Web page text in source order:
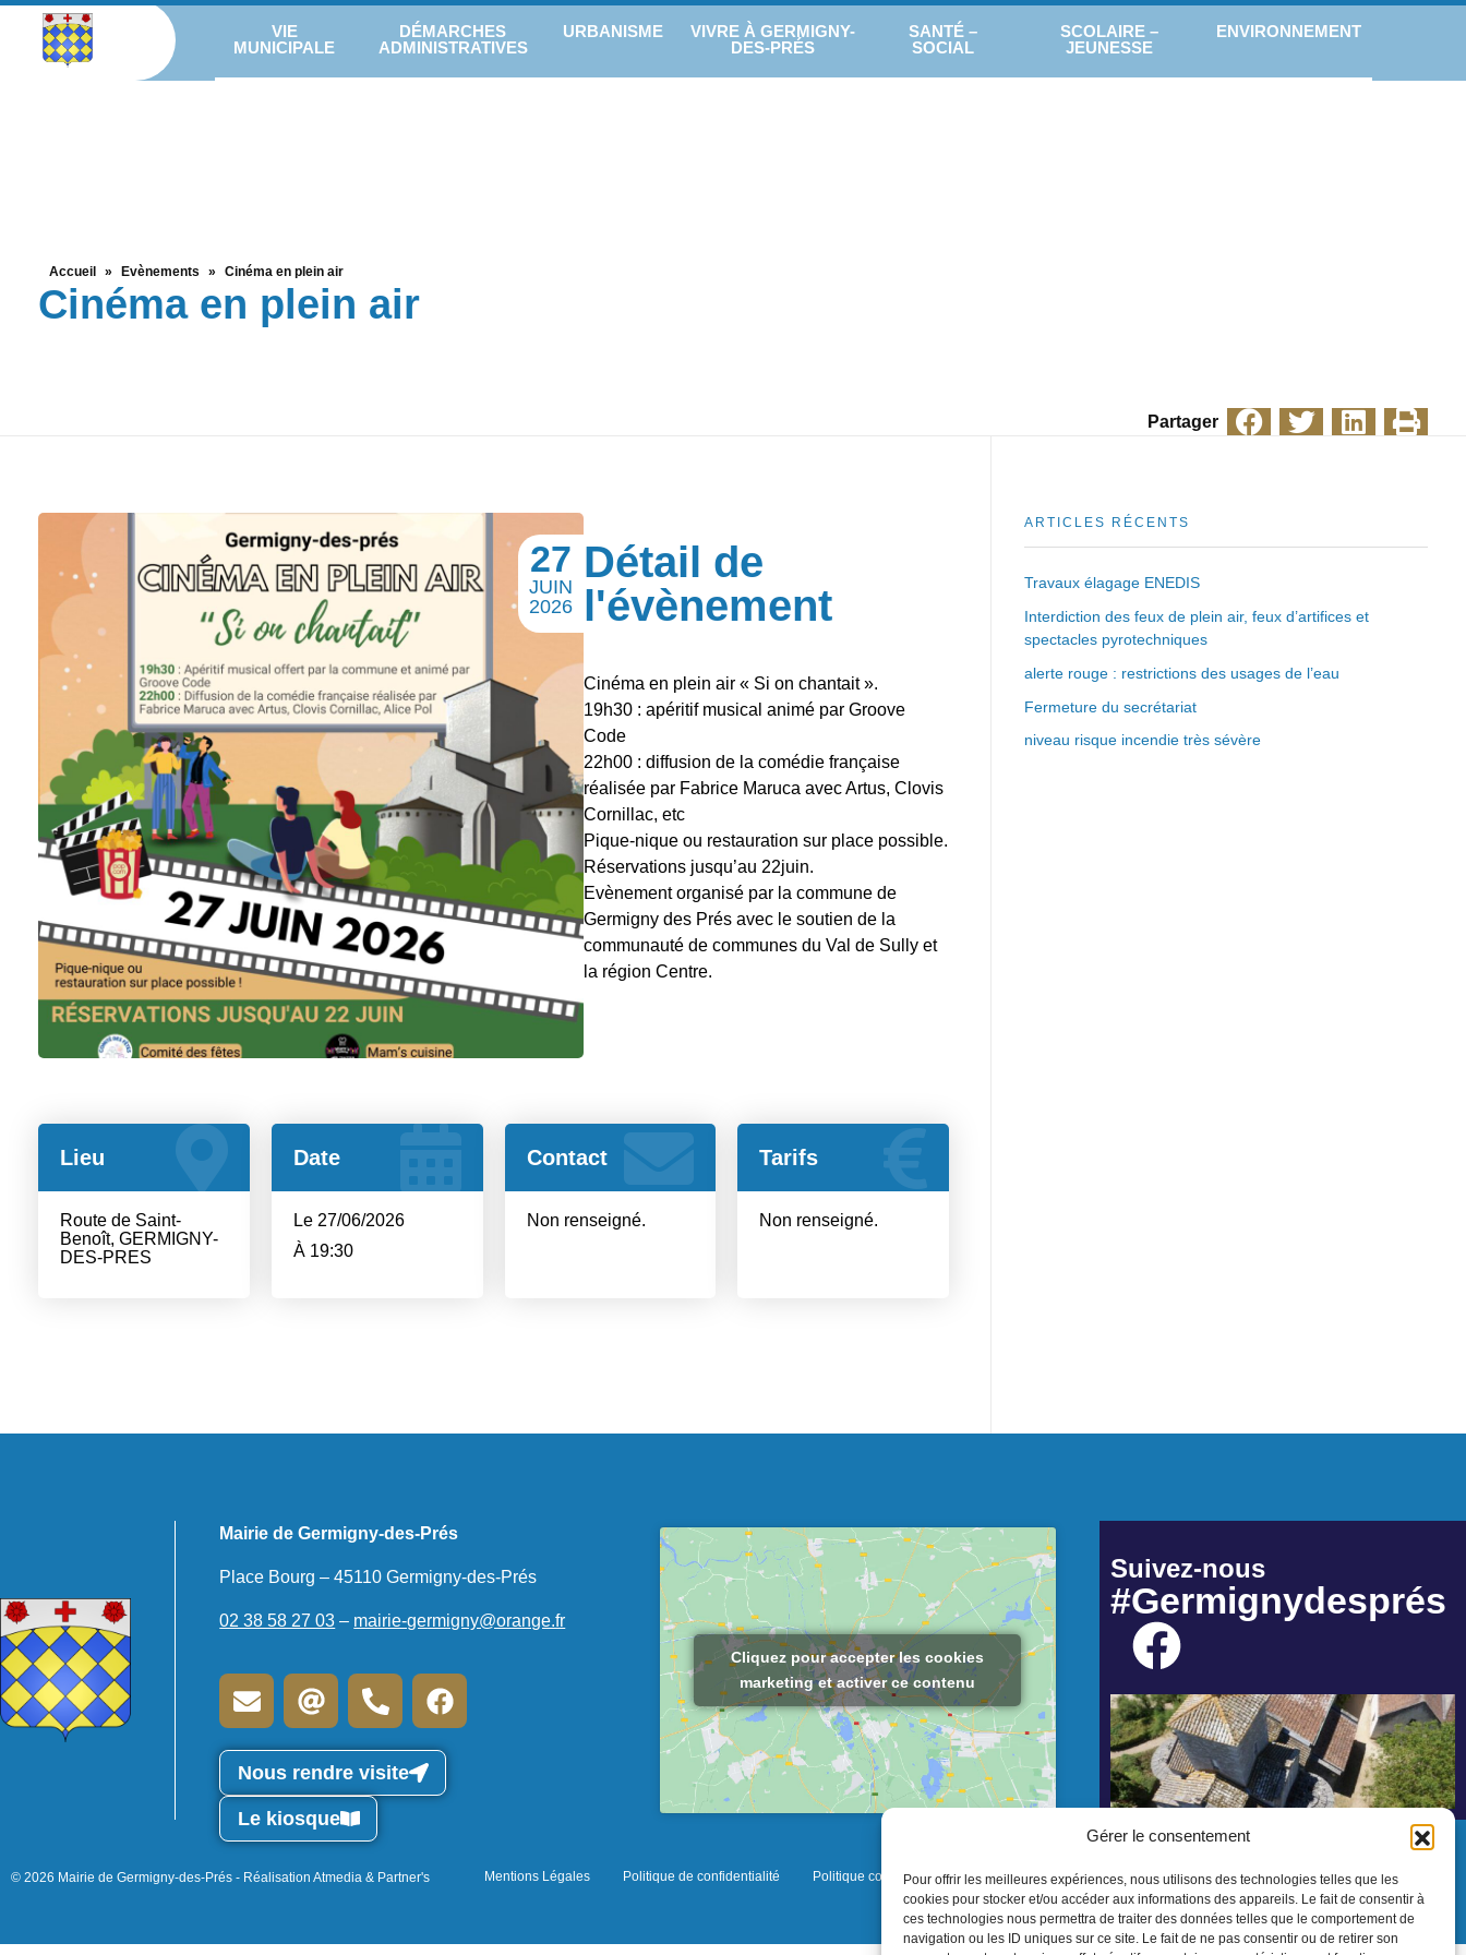
Gérer le consentement
Pour offrir les meilleures expériences, nous utilisons des technologies telles que les
cookies pour stocker et/ou accéder aux informations des appareils. Le fait de consentir à
ces technologies nous permettra de traiter des données telles que le comportement de
navigation ou les ID uniques sur ce site. Le fait de ne pas consentir ou de retirer son
VIE
MUNICIPALE
DÉMARCHES
ADMINISTRATIVES
URBANISME
VIVRE À GERMIGNY-
DES-PRÉS
SANTÉ –
SOCIAL
SCOLAIRE –
JEUNESSE
ENVIRONNEMENT
Accueil » Evènements » Cinéma en plein air
Cinéma en plein air
Partager
27
JUIN
2026
Détail de
l'évènement
Cinéma en plein air « Si on chantait ».
19h30 : apéritif musical animé par Groove
Code
22h00 : diffusion de la comédie française
réalisée par Fabrice Maruca avec Artus, Clovis
Cornillac, etc
Pique-nique ou restauration sur place possible.
Réservations jusqu’au 22juin.
Evènement organisé par la commune de
Germigny des Prés avec le soutien de la
communauté de communes du Val de Sully et
la région Centre.
Lieu
Route de Saint-
Benoît, GERMIGNY-
DES-PRES
Date
Le 27/06/2026
À 19:30
Contact
Non renseigné.
Tarifs
Non renseigné.
ARTICLES RÉCENTS
Travaux élagage ENEDIS
Interdiction des feux de plein air, feux d’artifices et
spectacles pyrotechniques
alerte rouge : restrictions des usages de l’eau
Fermeture du secrétariat
niveau risque incendie très sévère
Mairie de Germigny-des-Prés
Place Bourg – 45110 Germigny-des-Prés
02 38 58 27 03 – mairie-germigny@orange.fr
Nous rendre visite
Le kiosque
Cliquez pour accepter les cookies
marketing et activer ce contenu
Suivez-nous
#Germignydesprés
© 2026 Mairie de Germigny-des-Prés - Réalisation Atmedia & Partner's Mentions Légales Politique de confidentialité Politique cookies